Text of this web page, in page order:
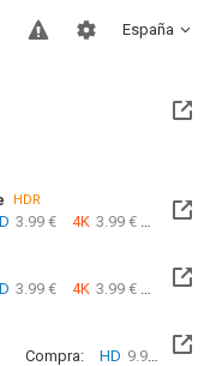
España
Ago 2026 (En 11 días)
HDR
3.99 € 4K 3.99 €
3.99 € 4K 3.99 €
Compra: HD 9.99 €